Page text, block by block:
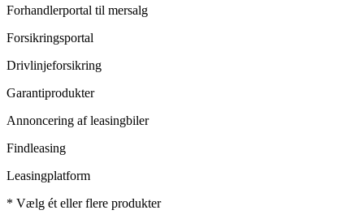
Forhandlerportal til mersalg
Forsikringsportal
Drivlinjeforsikring
Garantiprodukter
Annoncering af leasingbiler
Findleasing
Leasingplatform
* Vælg ét eller flere produkter